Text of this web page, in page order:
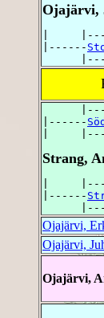
Ojajärvi,
|
|------
|------
|
Strang,
|
|------
Ojajärvi,
Ojajärvi,
Ojajärvi,